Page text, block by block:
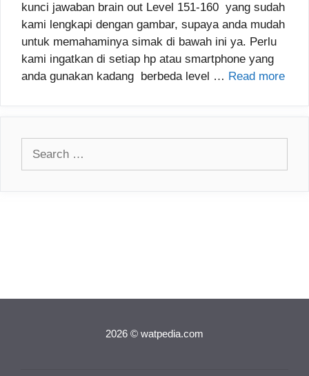
kunci jawaban brain out Level 151-160 yang sudah
kami lengkapi dengan gambar, supaya anda mudah
untuk memahaminya simak di bawah ini ya. Perlu
kami ingatkan di setiap hp atau smartphone yang
anda gunakan kadang berbeda level … Read more
2026 © watpedia.com